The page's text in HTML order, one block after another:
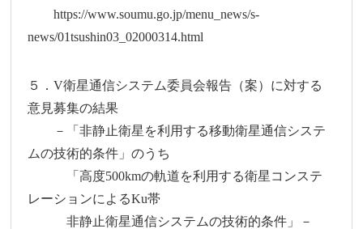
https://www.soumu.go.jp/menu_news/s-
news/01tsushin03_02000314.html
５．V衛星通信システム委員会報告（案）に対する
意見募集の結果
－「非静止衛星を利用する移動衛星通信システ
ムの技術的条件」のうち
「高度500kmの軌道を利用する衛星コンステ
レーションによるKu帯
非静止衛星通信システムの技術的条件」－